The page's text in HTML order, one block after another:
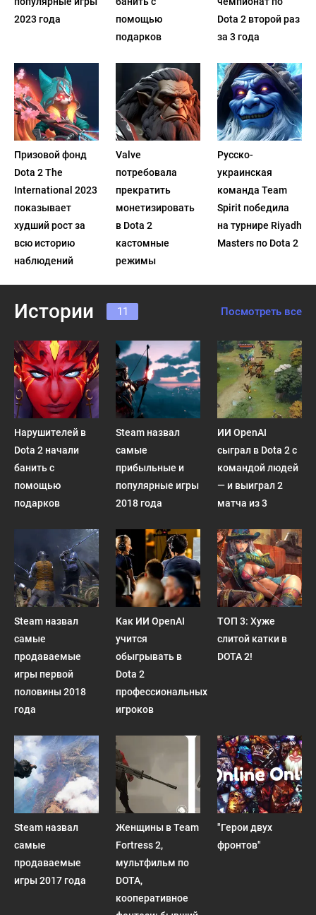
2023 года
помощью
подарков
Dota 2 второй раз
за 3 года
Призовой фонд
Dota 2 The
International 2023
показывает
худший рост за
всю историю
наблюдений
Valve
потребовала
прекратить
монетизировать
в Dota 2
кастомные
режимы
Русско-
украинская
команда Team
Spirit победила
на турнире Riyadh
Masters по Dota 2
Истории 11 Посмотреть все
Нарушителей в
Dota 2 начали
банить с
помощью
подарков
Steam назвал
самые
прибыльные и
популярные игры
2018 года
ИИ OpenAI
сыграл в Dota 2 с
командой людей
— и выиграл 2
матча из 3
Steam назвал
самые
продаваемые
игры первой
половины 2018
года
Как ИИ OpenAI
учится
обыгрывать в
Dota 2
профессиональных
игроков
ТОП 3: Хуже
слитой катки в
DOTA 2!
Steam назвал
самые
продаваемые
игры 2017 года
Женщины в Team
Fortress 2,
мультфильм по
DOTA,
кооперативное
"Герои двух
фронтов"